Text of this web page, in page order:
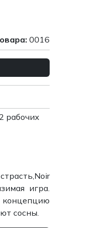
0016
рабочих
игра.
сосны.